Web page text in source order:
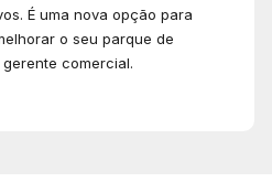
É uma nova opção para
o seu parque de
comercial.